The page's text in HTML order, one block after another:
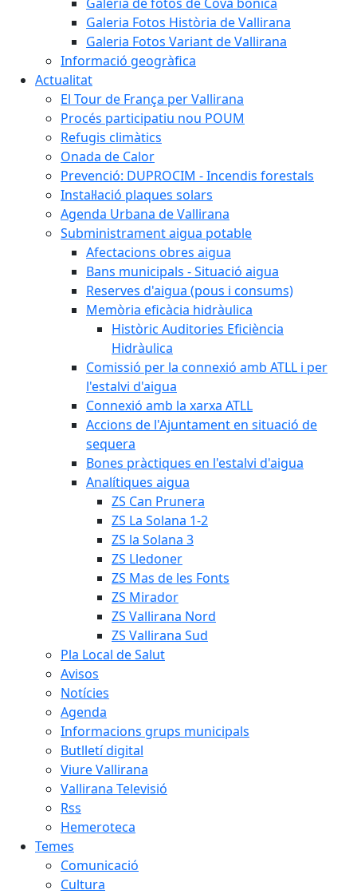
Galeria Fotos Història de Vallirana
Galeria Fotos Variant de Vallirana
Informació geogràfica
Actualitat
El Tour de França per Vallirana
Procés participatiu nou POUM
Refugis climàtics
Onada de Calor
Prevenció: DUPROCIM - Incendis forestals
Instal·lació plaques solars
Agenda Urbana de Vallirana
Subministrament aigua potable
Afectacions obres aigua
Bans municipals - Situació aigua
Reserves d'aigua (pous i consums)
Memòria eficàcia hidràulica
Històric Auditories Eficiència
Hidràulica
Comissió per la connexió amb ATLL i per
l'estalvi d'aigua
Connexió amb la xarxa ATLL
Accions de l'Ajuntament en situació de
sequera
Bones pràctiques en l'estalvi d'aigua
Analítiques aigua
ZS Can Prunera
ZS La Solana 1-2
ZS la Solana 3
ZS Lledoner
ZS Mas de les Fonts
ZS Mirador
ZS Vallirana Nord
ZS Vallirana Sud
Pla Local de Salut
Avisos
Notícies
Agenda
Informacions grups municipals
Butlletí digital
Viure Vallirana
Vallirana Televisió
Rss
Hemeroteca
Temes
Comunicació
Cultura